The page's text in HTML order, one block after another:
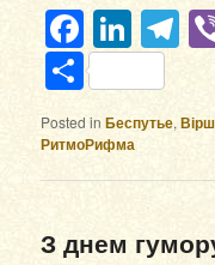
Posted in Беспутье,
РитмоРифма
З днем